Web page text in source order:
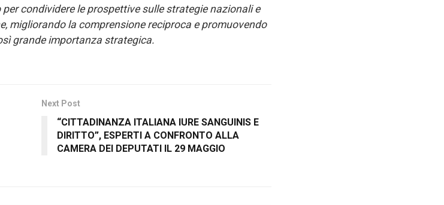
condividere le prospettive sulle strategie nazionali e
migliorando la comprensione reciproca e promuovendo
grande importanza strategica.
Next Post
“CITTADINANZA ITALIANA IURE SANGUINIS E
DIRITTO”, ESPERTI A CONFRONTO ALLA
CAMERA DEI DEPUTATI IL 29 MAGGIO